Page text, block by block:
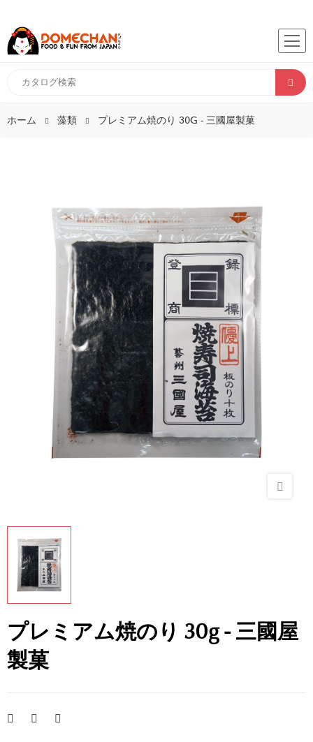
ホーム 藻類 プレミアム焼のり 30G - 三國屋製菓
プレミアム焼のり 30g - 三國屋
製菓